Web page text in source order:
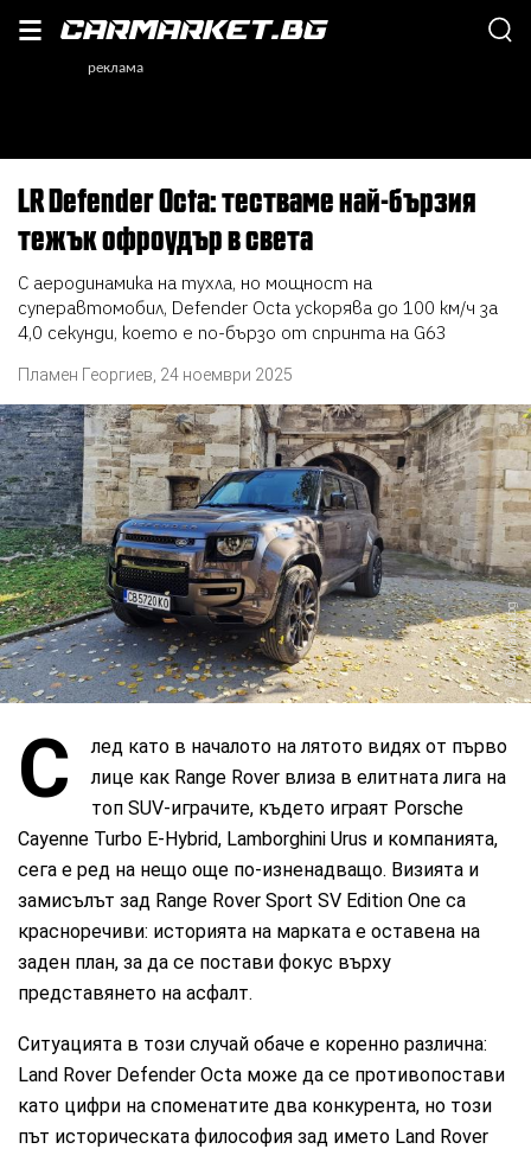
LR Defender Octa: тестваме най-бързия
тежък офроудър в света
С аеродинамика на тухла, но мощност на
суперавтомобил, Defender Octa ускорява до 100 км/ч за
4,0 секунди, което е по-бързо от спринта на G63
Пламен Георгиев 24 ноември 2025
CarMarket.bg
С
лед като в началото на лятото видях от първо
лице как Range Rover влиза в елитната лига на
топ SUV-играчите, където играят Porsche
Cayenne Turbo E-Hybrid, Lamborghini Urus и компанията,
сега е ред на нещо още по-изненадващо. Визията и
замисълът зад Range Rover Sport SV Edition One са
красноречиви: историята на марката е оставена на
заден план, за да се постави фокус върху
представянето на асфалт.
Ситуацията в този случай обаче е коренно различна:
Land Rover Defender Octa може да се противопостави
като цифри на споменатите два конкурента, но този
път историческата философия зад името Land Rover